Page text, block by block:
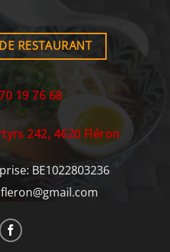
RESTAURANT
19 76 68
242, 4620 Fléron
BE1022803236